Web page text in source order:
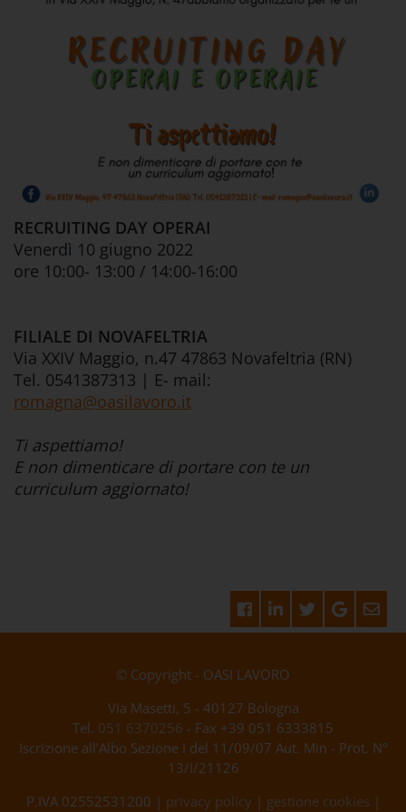
RECRUITING DAY OPERAI
Venerdì 10 giugno 2022
ore 10:00- 13:00 / 14:00-16:00
FILIALE DI NOVAFELTRIA
Via XXIV Maggio, n.47 47863 Novafeltria (RN)
Tel. 0541387313 | E- mail:
romagna@oasilavoro.it
Ti aspettiamo!
E non dimenticare di portare con te un
curriculum aggiornato!
© Copyright - OASI LAVORO
Via Masetti, 5 - 40127 Bologna
Tel. 051 6370256 - Fax +39 051 6333815
Iscrizione all’Albo Sezione I del 11/09/07 Aut. Min - Prot. N°
13/I/21126
P.IVA 02552531200 | privacy policy | gestione cookies |